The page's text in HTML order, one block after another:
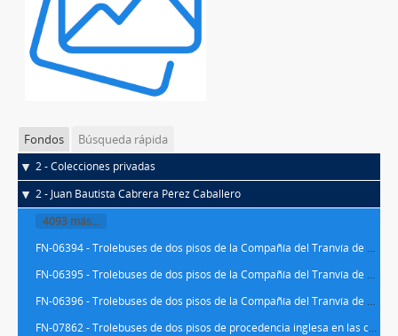
Fondos Búsqueda rápida
2 - Colecciones privadas
2 - Juan Bautista Cabrera Pérez Caballero
4093 más...
FN-06394 - Trolebuses de dos pisos de la Compañía del Tranvía de San Sebastián (CTSS) en las cocheras de Lasarte (Guipúzcoa), adquiridos de ocasión a la London Transport de Londres, del modelo Q-1 y construidos entre 1948 y 1952 por la firma británica BUT
FN-06395 - Trolebuses de dos pisos de la Compañía del Tranvía de San Sebastián (CTSS) en las cocheras de Lasarte (Guipúzcoa), adquiridos de ocasión a la London Transport de Londres, del modelo Q-1 y construidos entre 1948 y 1952 por la firma británica BUT
FN-06396 - Trolebuses de dos pisos de la Compañía del Tranvía de San Sebastián (CTSS) en las cocheras de Lasarte (Guipúzcoa), adquiridos de ocasión a la London Transport de Londres, del modelo Q-1 y construidos entre 1948 y 1952 por la firma británica BUT
FN-07862 - Trolebuses de dos pisos de procedencia inglesa en las cocheras de los Tranvías de Zaragoza S.A., adquiridos de ocasión a la London Transport de Londres, del modelo Q-1 y construidos entre 1948 y 1952 por la firma británica BUT